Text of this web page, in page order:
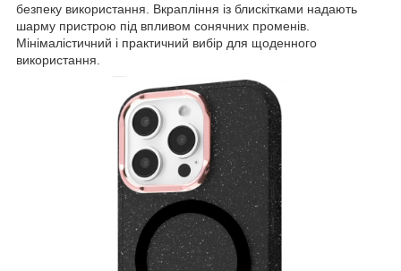
безпеку використання. Вкрапління із блискітками надають
шарму пристрою під впливом сонячних променів.
Мінімалістичний і практичний вибір для щоденного
використання.